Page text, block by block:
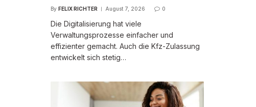
By FELIX RICHTER August 7, 2026 0
Die Digitalisierung hat viele
Verwaltungsprozesse einfacher und
effizienter gemacht. Auch die Kfz-Zulassung
entwickelt sich stetig…